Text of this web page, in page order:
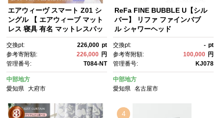
エアウィーヴ スマート Z01 シ
ングル 【 エアウィーブ マット
レス 寝具 有名 マットレスパッ
アウィーヴ まっとれす 洗え
る エアウイーヴ エアーウィー
ヴ ギフト 三つ折り エアウィー
ブ しんぐ mattress airweav
e エアウィーブマットレス エア
ウィーヴ エアウィーヴ エアウ
ィーヴ エアウィーブ エアウィ
ーブ マットレス 】
交換pt: 226,000 pt
参考寄附額:
226,000 円
管理番号:
T084-NT
中部地方
愛知県
大府市
ReFa FINE BUBBLE U【シル
バー】 リファ ファインバブ
ル シャワーヘッド
交換pt: - pt
参考寄附額:
100,000 円
管理番号:
KJ078
中部地方
愛知県
名古屋市
4